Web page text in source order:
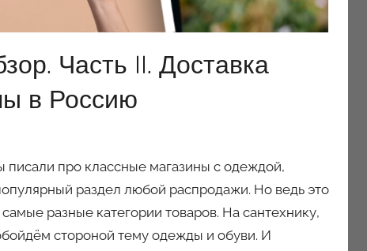
Часть II. Доставка
в Россию
про классные магазины с одеждой,
раздел любой распродажи. Но ведь это
разные категории товаров. На сантехнику,
стороной тему одежды и обуви. И